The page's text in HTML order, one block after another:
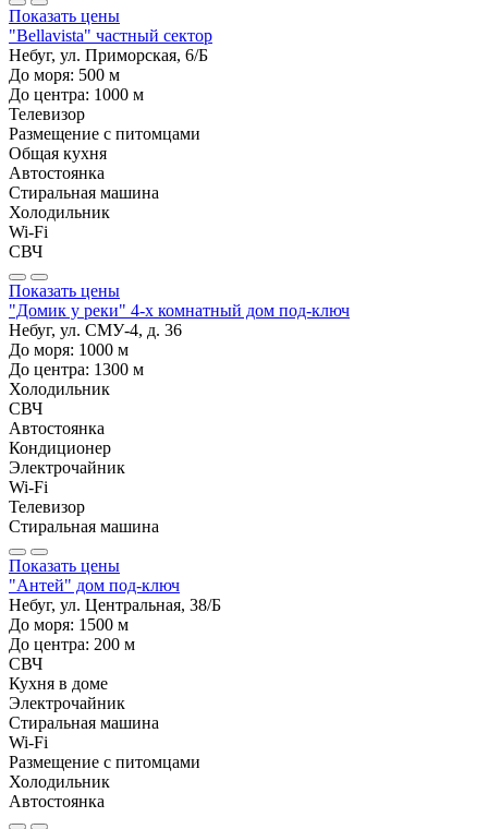
Показать цены
"Bellavista" частный сектор
Небуг, ул. Приморская, 6/Б
До моря: 500 м
До центра: 1000 м
Телевизор
Размещение с питомцами
Общая кухня
Автостоянка
Стиральная машина
Холодильник
Wi-Fi
СВЧ
Показать цены
"Домик у реки" 4-х комнатный дом под-ключ
Небуг, ул. СМУ-4, д. 36
До моря: 1000 м
До центра: 1300 м
Холодильник
СВЧ
Автостоянка
Кондиционер
Электрочайник
Wi-Fi
Телевизор
Стиральная машина
Показать цены
"Антей" дом под-ключ
Небуг, ул. Центральная, 38/Б
До моря: 1500 м
До центра: 200 м
СВЧ
Кухня в доме
Электрочайник
Стиральная машина
Wi-Fi
Размещение с питомцами
Холодильник
Автостоянка